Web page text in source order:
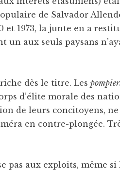
de Salvador
et 1973, la junte en a
un aux seuls paysans
dès le titre. Les
d’élite morale des
de leurs concitoyens,
en contre-plongée.
pas aux exploits, même